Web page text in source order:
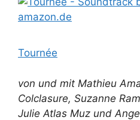
Tournée
von und mit Mathieu
Colclasure, Suzanne
Julie Atlas Muz und